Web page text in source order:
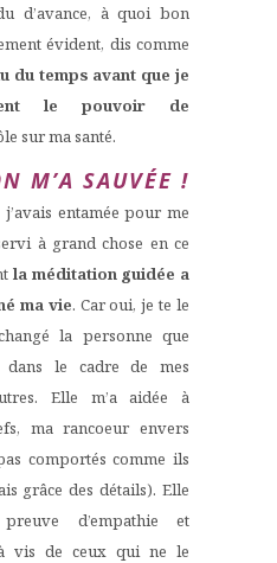
d’avance, à quoi bon
évident, dis comme
du temps avant que je
le pouvoir de
sur ma santé.
M’A SAUVÉE !
entamée pour me
à grand chose en ce
la méditation guidée a
ma vie. Car oui, je te le
la personne que
dans le cadre de mes
Elle m’a aidée à
ma rancoeur envers
comportés comme ils
grâce des détails). Elle
d’empathie et
vis de ceux qui ne le